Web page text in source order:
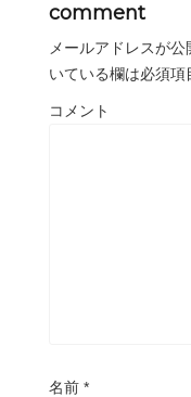
comment
メールアドレスが公
いている欄は必須項
コメント
名前 *